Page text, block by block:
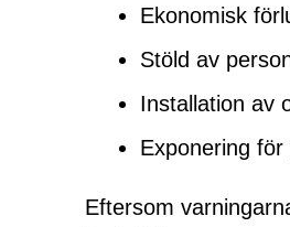
Ekonomisk
Stöld av
Installation av
Exponering
Eftersom